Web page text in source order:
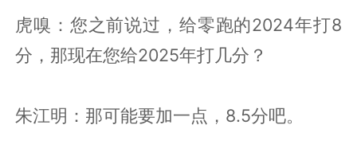
虎嗅：您之前说过，给零跑的2024年打8
分，那现在您给2025年打几分？
朱江明：那可能要加一点，8.5分吧。